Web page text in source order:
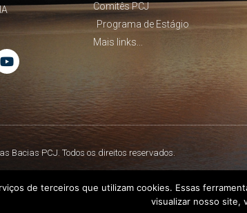
Comitês PCJ
Programa de Estágio
Mais links...
Bacias PCJ. Todos os direitos reservados.
de terceiros que utilizam cookies. Essas
visualizar nosso site,